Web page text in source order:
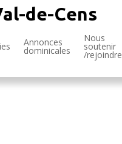
de-Cens
Annonces
dominicales
Nous
soutenir
/rejoindre